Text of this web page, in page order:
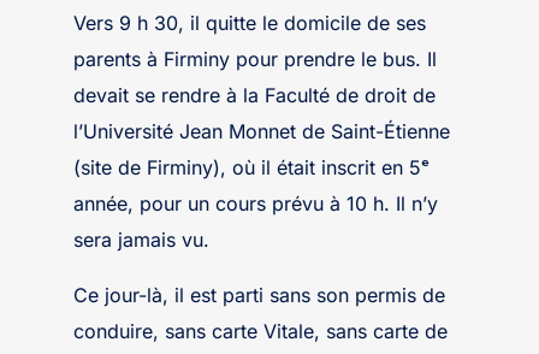
Vers 9 h 30, il quitte le domicile de ses
parents à Firminy pour prendre le bus. Il
devait se rendre à la Faculté de droit de
l’Université Jean Monnet de Saint-Étienne
(site de Firminy), où il était inscrit en 5ᵉ
année, pour un cours prévu à 10 h. Il n’y
sera jamais vu.
Ce jour-là, il est parti sans son permis de
conduire, sans carte Vitale, sans carte de